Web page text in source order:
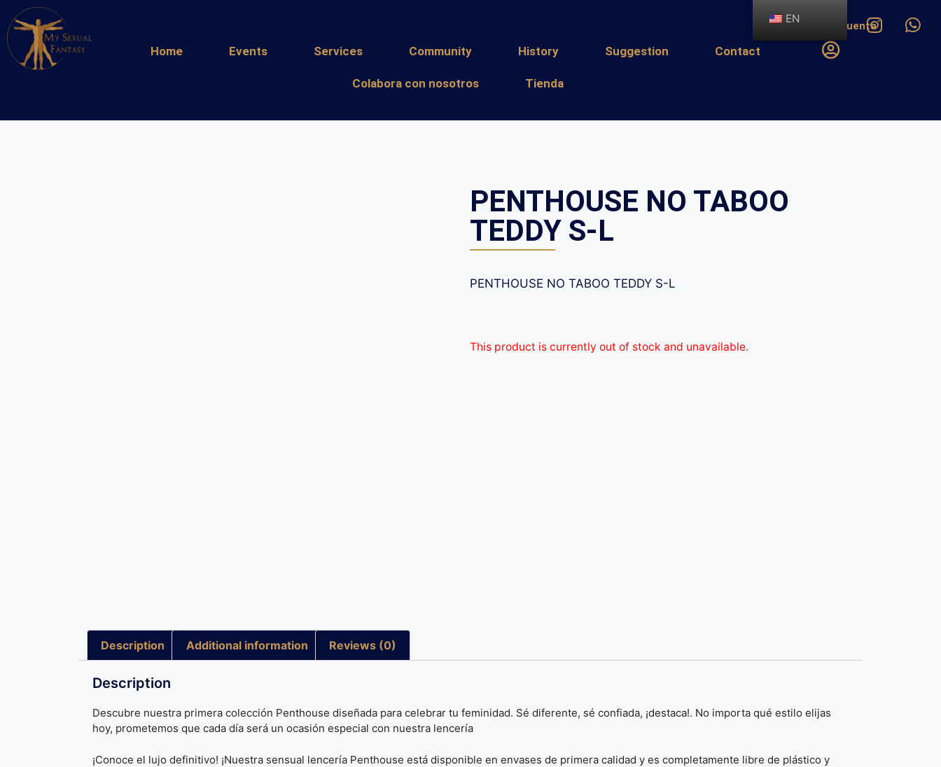
Mi cuenta
Home Events Services Community History Suggestion Contact
Colabora con nosotros Tienda
PENTHOUSE NO TABOO
TEDDY S-L
PENTHOUSE NO TABOO TEDDY S-L
This product is currently out of stock and unavailable.
Description Additional information Reviews (0)
Description
Descubre nuestra primera colección Penthouse diseñada para celebrar tu feminidad. Sé diferente, sé confiada, ¡destaca!. No importa qué estilo elijas
hoy, prometemos que cada día será un ocasión especial con nuestra lencería
¡Conoce el lujo definitivo! ¡Nuestra sensual lencería Penthouse está disponible en envases de primera calidad y es completamente libre de plástico y
EN